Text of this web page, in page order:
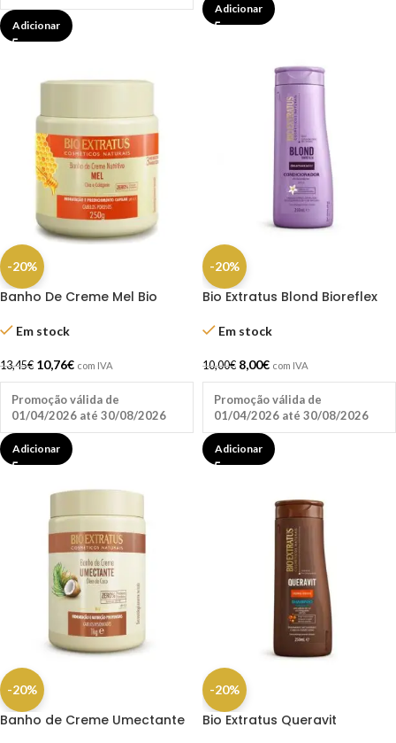
Adicionar
Adicionar
-20%
Banho De Creme Mel Bio
Em stock
13,45€ 10,76€ com IVA
Promoção válida de
01/04/2026 até 30/08/2026
Adicionar
-20%
Bio Extratus Blond Bioreflex
Em stock
10,00€ 8,00€ com IVA
Promoção válida de
01/04/2026 até 30/08/2026
Adicionar
-20%
Banho de Creme Umectante
-20%
Bio Extratus Queravit